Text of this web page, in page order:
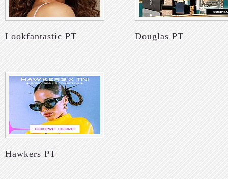
Lookfantastic PT Douglas PT
Hawkers PT